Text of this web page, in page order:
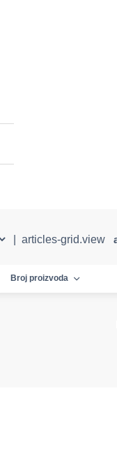
articles-grid.view
Broj proizvoda